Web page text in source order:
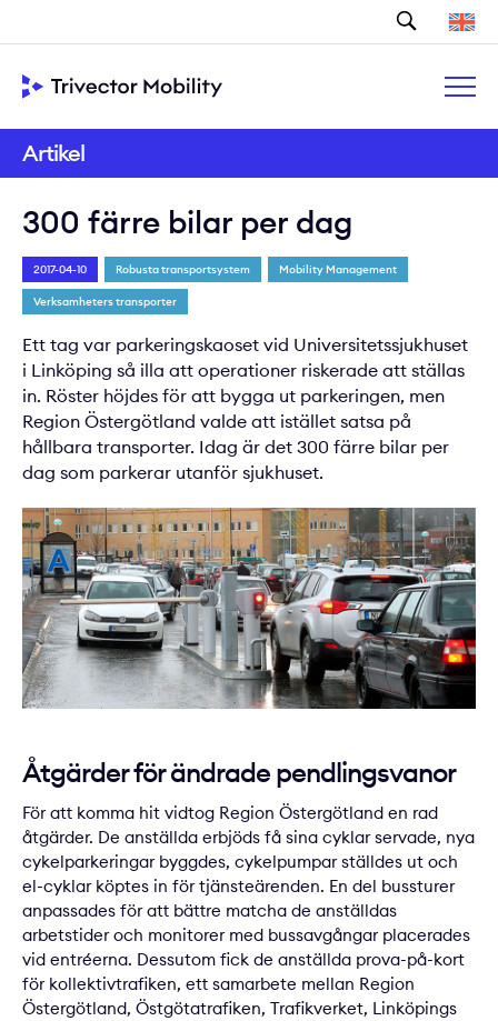
Sök
Artikel
300 färre bilar per dag
2017-04-10 Robusta transportsystem Mobility Management
Verksamheters transporter
Ett tag var parkeringskaoset vid Universitetssjukhuset
i Linköping så illa att operationer riskerade att ställas
in. Röster höjdes för att bygga ut parkeringen, men
Region Östergötland valde att istället satsa på
hållbara transporter. Idag är det 300 färre bilar per
dag som parkerar utanför sjukhuset.
Åtgärder för ändrade pendlingsvanor
För att komma hit vidtog Region Östergötland en rad
åtgärder. De anställda erbjöds få sina cyklar servade, nya
cykelparkeringar byggdes, cykelpumpar ställdes ut och
el-cyklar köptes in för tjänsteärenden. En del bussturer
anpassades för att bättre matcha de anställdas
arbetstider och monitorer med bussavgångar placerades
vid entréerna. Dessutom fick de anställda prova-på-kort
för kollektivtrafiken, ett samarbete mellan Region
Östergötland, Östgötatrafiken, Trafikverket, Linköpings